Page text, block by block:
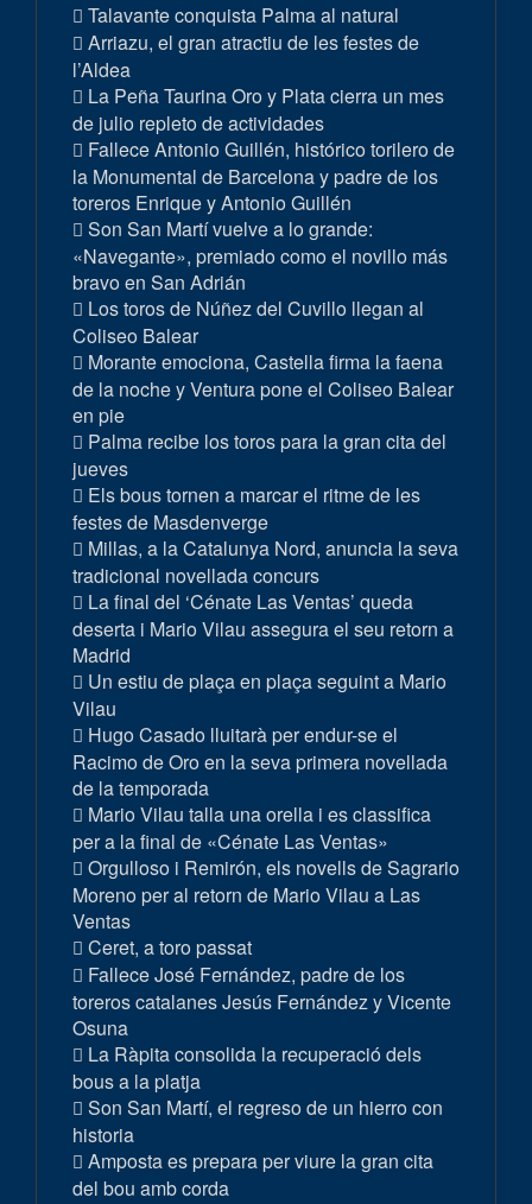
Talavante conquista Palma al natural
Arriazu, el gran atractiu de les festes de
l’Aldea
La Peña Taurina Oro y Plata cierra un mes
de julio repleto de actividades
Fallece Antonio Guillén, histórico torilero de
la Monumental de Barcelona y padre de los
toreros Enrique y Antonio Guillén
Son San Martí vuelve a lo grande:
«Navegante», premiado como el novillo más
bravo en San Adrián
Los toros de Núñez del Cuvillo llegan al
Coliseo Balear
Morante emociona, Castella firma la faena
de la noche y Ventura pone el Coliseo Balear
en pie
Palma recibe los toros para la gran cita del
jueves
Els bous tornen a marcar el ritme de les
festes de Masdenverge
Millas, a la Catalunya Nord, anuncia la seva
tradicional novellada concurs
La final del ‘Cénate Las Ventas’ queda
deserta i Mario Vilau assegura el seu retorn a
Madrid
Un estiu de plaça en plaça seguint a Mario
Vilau
Hugo Casado lluitarà per endur-se el
Racimo de Oro en la seva primera novellada
de la temporada
Mario Vilau talla una orella i es classifica
per a la final de «Cénate Las Ventas»
Orgulloso i Remirón, els novells de Sagrario
Moreno per al retorn de Mario Vilau a Las
Ventas
Ceret, a toro passat
Fallece José Fernández, padre de los
toreros catalanes Jesús Fernández y Vicente
Osuna
La Ràpita consolida la recuperació dels
bous a la platja
Son San Martí, el regreso de un hierro con
historia
Amposta es prepara per viure la gran cita
del bou amb corda